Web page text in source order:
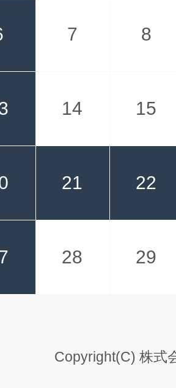
7 8
14 15
21 22
28 29
Copyright(C) 株式